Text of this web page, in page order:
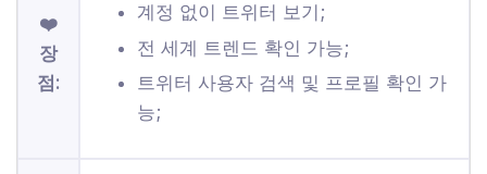
❤️
장
점:
계정 없이 트위터 보기;
전 세계 트렌드 확인 가능;
트위터 사용자 검색 및 프로필 확인 가
능;